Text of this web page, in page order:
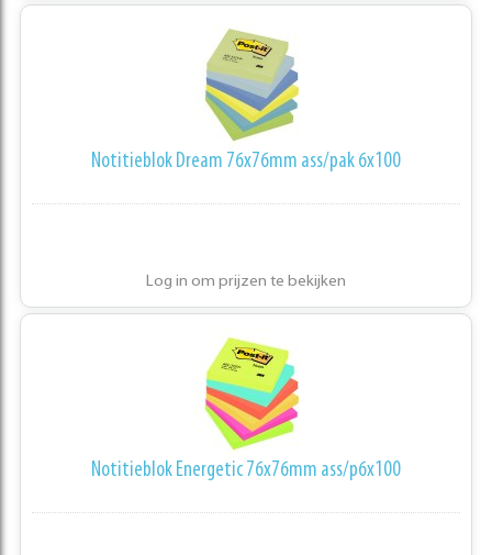
Notitieblok Dream 76x76mm ass/pak 6x100
Log in om prijzen te bekijken
Notitieblok Energetic 76x76mm ass/p6x100